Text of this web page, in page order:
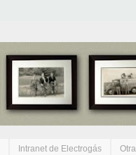
Intranet de Electrogás